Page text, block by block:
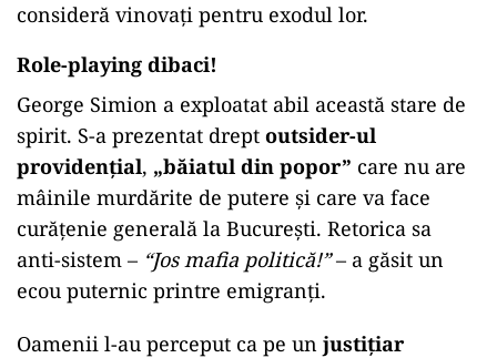
consideră vinovați pentru exodul lor.
Role-playing dibaci!
George Simion a exploatat abil această stare de
spirit. S-a prezentat drept outsider-ul
providențial, „băiatul din popor” care nu are
mâinile murdărite de putere și care va face
curățenie generală la București. Retorica sa
anti-sistem – “Jos mafia politică!”– a găsit un
ecou puternic printre emigranți.
Oamenii l-au perceput ca pe un justițiar